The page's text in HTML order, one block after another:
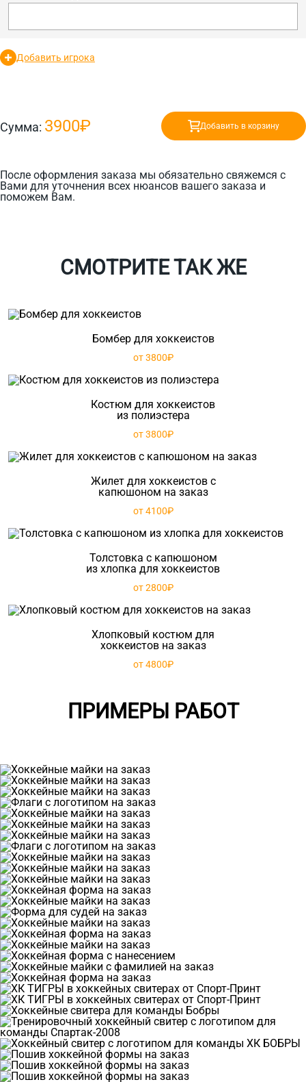
Добавить игрока
После оформления заказа мы обязательно свяжемся с
Вами для уточнения всех нюансов вашего заказа и
поможем Вам.
Сумма: 3900₽ Добавить в корзину
СМОТРИТЕ ТАК ЖЕ
Бомбер для хоккеистов
от 3800₽
Костюм для хоккеистов
из полиэстера
от 3800₽
Жилет для хоккеистов с
капюшоном на заказ
от 4100₽
Толстовка с капюшоном
из хлопка для хоккеистов
от 2800₽
Хлопковый костюм для
хоккеистов на заказ
от 4800₽
ПРИМЕРЫ РАБОТ